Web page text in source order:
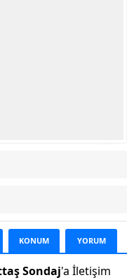
KONUM YORUM
Sondaj'a İletişim